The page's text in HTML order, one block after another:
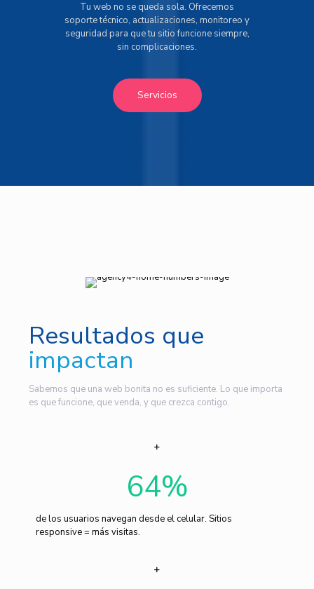
Tu web no se queda sola. Ofrecemos
soporte técnico, actualizaciones, monitoreo y
seguridad para que tu sitio funcione siempre,
sin complicaciones.
Servicios
Resultados que
impactan
Sabemos que una web bonita no es suficiente. Lo que importa
es que funcione, que venda, y que crezca contigo.
64%
de los usuarios navegan desde el celular. Sitios
responsive = más visitas.